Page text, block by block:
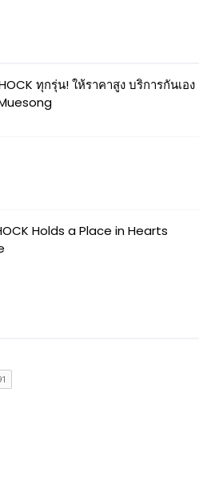
ทุกรุ่น! ให้ราคาสูง บริการกันเอง
Holds a Place in Hearts